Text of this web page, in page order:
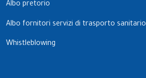
Albo pretorio
Albo fornitori servizi di trasporto sanitario
Whistleblowing